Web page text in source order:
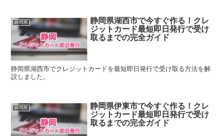
静岡県
静岡県湖西市で今すぐ作る！クレ
ジットカード最短即日発行で受け
取るまでの完全ガイド
静岡県湖西市でクレジットカードを最短即日発行で受け取る方法を解
説しました。
静岡県
静岡県伊東市で今すぐ作る！クレ
ジットカード最短即日発行で受け
取るまでの完全ガイド